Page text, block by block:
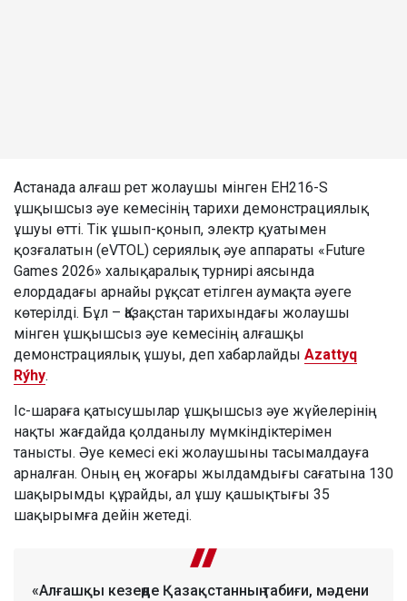
Астанада алғаш рет жолаушы мінген EH216-S
ұшқышсыз әуе кемесінің тарихи демонстрациялық
ұшуы өтті. Тік ұшып-қонып, электр қуатымен
қозғалатын (eVTOL) сериялық әуе аппараты «Future
Games 2026» халықаралық турнирі аясында
елордадағы арнайы рұқсат етілген аумақта әуеге
көтерілді. Бұл – Қазақстан тарихындағы жолаушы
мінген ұшқышсыз әуе кемесінің алғашқы
демонстрациялық ұшуы, деп хабарлайды Azattyq
Rýhy.
Іс-шараға қатысушылар ұшқышсыз әуе жүйелерінің
нақты жағдайда қолданылу мүмкіндіктерімен
танысты. Әуе кемесі екі жолаушыны тасымалдауға
арналған. Оның ең жоғары жылдамдығы сағатына 130
шақырымды құрайды, ал ұшу қашықтығы 35
шақырымға дейін жетеді.
«Алғашқы кезеңде Қазақстанның табиғи, мәдени